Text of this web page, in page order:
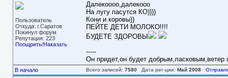
Пользователь
Откуда: г.Саратов
Покинул форум
Репутация: 223
Поощрить/Наказать
Далекоооо,далекооо
На лугу пасутся КО))))
Кони и коровы))
ПЕЙТЕ ДЕТИ МОЛОКО!!!!
БУДЕТЕ ЗДОРОВЫ
-----
Он придет,он будет добрым,ласковым,ветер
В начало Всего записей: 7580Дата рег-ции: Май 2008